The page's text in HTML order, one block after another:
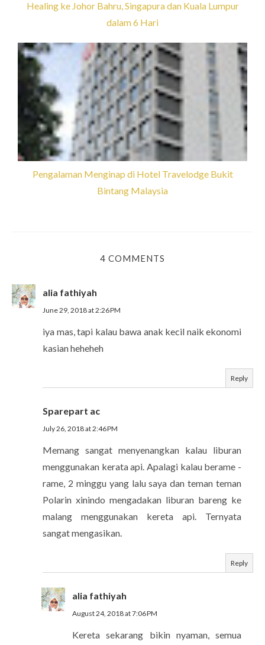
Healing ke Johor Bahru, Singapura dan Kuala Lumpur
dalam 6 Hari
Pengalaman Menginap di Hotel Travelodge Bukit
Bintang Malaysia
4 COMMENTS
alia fathiyah
June 29, 2018 at 2:26 PM
iya mas, tapi kalau bawa anak kecil naik ekonomi
kasian heheheh
Reply
Sparepart ac
July 26, 2018 at 2:46 PM
Memang sangat menyenangkan kalau liburan
menggunakan kerata api. Apalagi kalau berame -
rame, 2 minggu yang lalu saya dan teman teman
Polarin xinindo mengadakan liburan bareng ke
malang menggunakan kereta api. Ternyata
sangat mengasikan.
Reply
alia fathiyah
August 24, 2018 at 7:06 PM
Kereta sekarang bikin nyaman, semua